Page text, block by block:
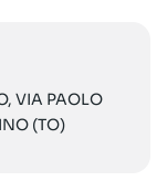
VIA PAOLO
(TO)